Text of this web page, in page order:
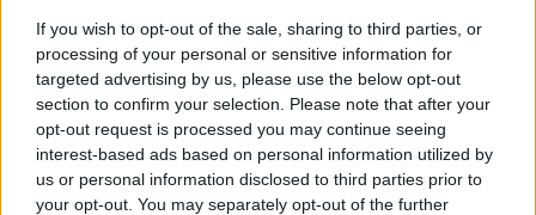
If you wish to opt-out of the sale, sharing to third parties, or
processing of your personal or sensitive information for
targeted advertising by us, please use the below opt-out
section to confirm your selection. Please note that after your
opt-out request is processed you may continue seeing
interest-based ads based on personal information utilized by
us or personal information disclosed to third parties prior to
your opt-out. You may separately opt-out of the further